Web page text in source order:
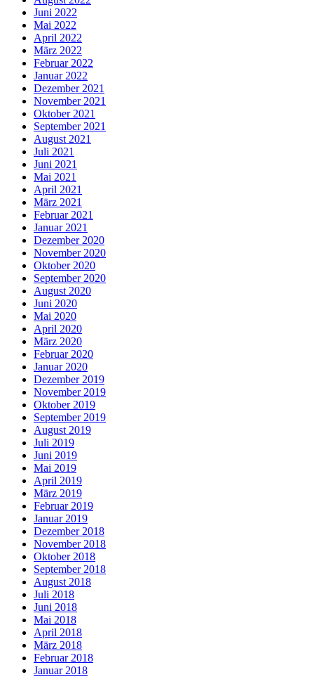
Juni 2022
Mai 2022
April 2022
März 2022
Februar 2022
Januar 2022
Dezember 2021
November 2021
Oktober 2021
September 2021
August 2021
Juli 2021
Juni 2021
Mai 2021
April 2021
März 2021
Februar 2021
Januar 2021
Dezember 2020
November 2020
Oktober 2020
September 2020
August 2020
Juni 2020
Mai 2020
April 2020
März 2020
Februar 2020
Januar 2020
Dezember 2019
November 2019
Oktober 2019
September 2019
August 2019
Juli 2019
Juni 2019
Mai 2019
April 2019
März 2019
Februar 2019
Januar 2019
Dezember 2018
November 2018
Oktober 2018
September 2018
August 2018
Juli 2018
Juni 2018
Mai 2018
April 2018
März 2018
Februar 2018
Januar 2018